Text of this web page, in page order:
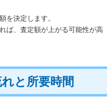
を決定します。
ば、査定額が上がる可能性が高
と所要時間